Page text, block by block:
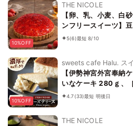
《アレルギー配慮》
10%OFF
THE NICOLE
【卵、乳、小麦、白
ンフリースイーツ】
チーズケーキ 5号
キ》《無添加》《ア
5(6)最短 8/10
10%OFF
sweets cafe Halu. ス
【伊勢神宮外宮奉納
いなケーキ 280ｇ、
ー］魔法の チーズテ
4.7 (33)最短 明後日
THE NICOLE